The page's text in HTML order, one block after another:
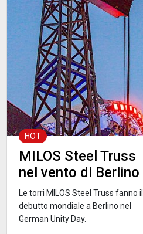
HOT
MILOS Steel Truss
nel vento di Berlino
Le torri MILOS Steel Truss fanno il
debutto mondiale a Berlino nel
German Unity Day.